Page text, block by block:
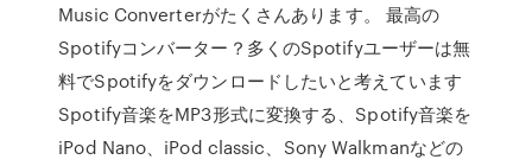
Music Converterがたくさんあります。 最高の
Spotifyコンバーター？多くのSpotifyユーザーは無
料でSpotifyをダウンロードしたいと考えています
Spotify音楽をMP3形式に変換する、Spotify音楽を
iPod Nano、iPod classic、Sony Walkmanなどの